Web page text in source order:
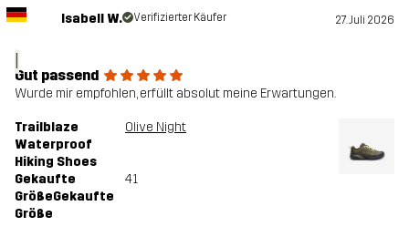
I
Isabell W. Verifizierter Käufer 27. Juli 2026
Gut passend
Wurde mir empfohlen, erfüllt absolut meine Erwartungen.
Trailblaze
Waterproof
Hiking Shoes
Olive Night
Gekaufte
GrößeGekaufte
Größe
41